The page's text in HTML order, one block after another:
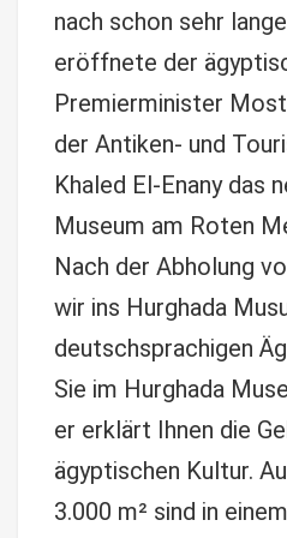
nach schon sehr
eröffnete der
Premierminister
der Antiken- und
Khaled El-Enany das
Museum am Roten
Nach der Abholung
wir ins Hurghada
deutschsprachigen
Sie im Hurghada
er erklärt Ihnen die
ägyptischen Kultur.
3.000 m² sind in